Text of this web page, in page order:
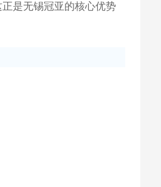
是无锡冠亚的核心优势